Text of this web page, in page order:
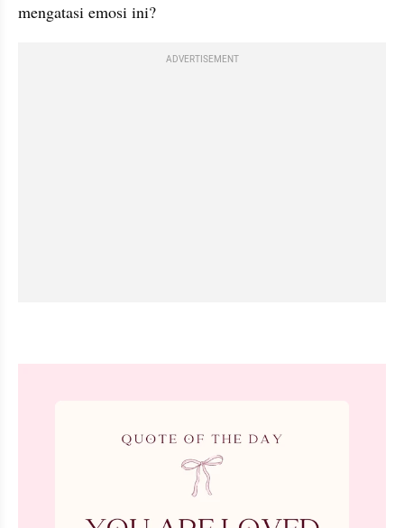
mengatasi emosi ini?
ADVERTISEMENT